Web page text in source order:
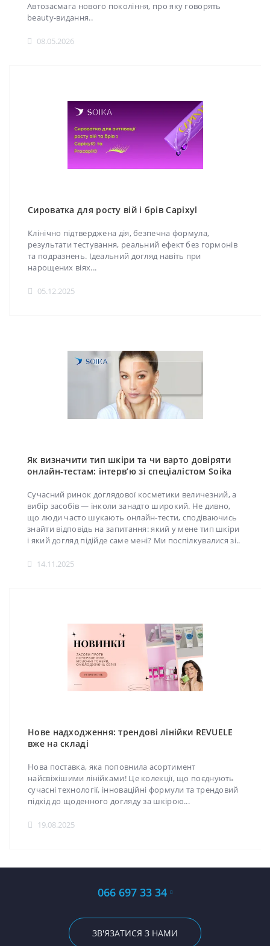
Автозасмага нового покоління, про яку говорять
beauty-видання..
08.05.2026
Сироватка для росту вій і брів Capixyl
Клінічно підтверджена дія, безпечна формула,
результати тестування, реальний ефект без гормонів
та подразнень. Ідеальний догляд навіть при
нарощених віях...
05.12.2025
Як визначити тип шкіри та чи варто довіряти
онлайн-тестам: інтерв’ю зі спеціалістом Soika
Сучасний ринок доглядової косметики величезний, а
вибір засобів — інколи занадто широкий. Не дивно,
що люди часто шукають онлайн-тести, сподіваючись
знайти відповідь на запитання: який у мене тип шкіри
і який догляд підійде саме мені? Ми поспілкувалися зі..
14.11.2025
Нове надходження: трендові лінійки REVUELE
вже на складі
Нова поставка, яка поповнила асортимент
найсвіжішими лінійками! Це колекції, що поєднують
сучасні технології, інноваційні формули та трендовий
підхід до щоденного догляду за шкірою...
19.08.2025
066 697 33 34
ЗВ'ЯЗАТИСЯ З НАМИ